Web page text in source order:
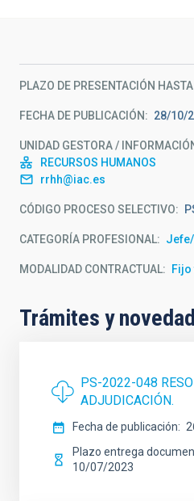
PLAZO DE PRESENTACIÓN
FECHA DE PUBLICACIÓN 28/10/
UNIDAD GESTORA /
RECURSOS HUMANOS
rrhh@iac.es
CÓDIGO PROCESO SELECTIVO
CATEGORÍA PROFESIONAL
MODALIDAD CONTRACTUAL
Trámites y
PS-2022-048
ADJUDICACIÓN.
Fecha de publicación
Plazo entrega
10/07/2023